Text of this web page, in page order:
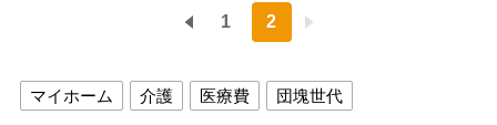
1 2
マイホーム 介護 医療費 団塊世代